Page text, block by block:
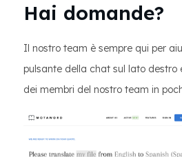
Hai domande?
Il nostro team è sempre qui per
pulsante della chat sul lato destro
dei membri del nostro team in